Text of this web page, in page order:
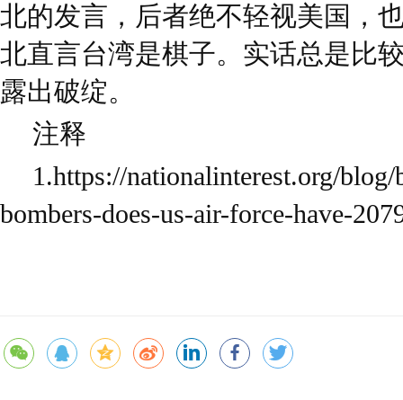
北的发言，后者绝不轻视美国，
北直言台湾是棋子。实话总是比
露出破绽。
注释
1.https://nationalinterest.org/
bombers-does-us-air-force-have-